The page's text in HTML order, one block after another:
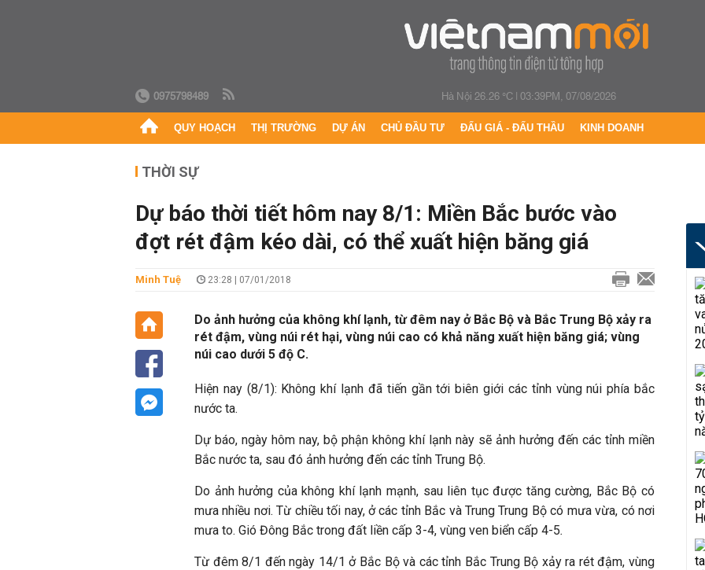
0975798489 Hà Nội 26.26 °C|03:39PM, 07/08/2026
QUY HOẠCH THỊ TRƯỜNG DỰ ÁN CHỦ ĐẦU TƯ ĐẤU GIÁ - ĐẤU THẦU KINH DOANH
THỜI SỰ
Dự báo thời tiết hôm nay 8/1: Miền Bắc bước vào
đợt rét đậm kéo dài, có thể xuất hiện băng giá
Minh Tuệ 23:28 | 07/01/2018
Do ảnh hưởng của không khí lạnh, từ đêm nay ở Bắc Bộ và Bắc Trung Bộ xảy ra
rét đậm, vùng núi rét hại, vùng núi cao có khả năng xuất hiện băng giá; vùng
núi cao dưới 5 độ C.
Hiện nay (8/1): Không khí lạnh đã tiến gần tới biên giới các tỉnh vùng núi phía bắc
nước ta.
Dự báo, ngày hôm nay, bộ phận không khí lạnh này sẽ ảnh hưởng đến các tỉnh miền
Bắc nước ta, sau đó ảnh hưởng đến các tỉnh Trung Bộ.
Do ảnh hưởng của không khí lạnh mạnh, sau liên tục được tăng cường, Bắc Bộ có
mưa nhiều nơi. Từ chiều tối nay, ở các tỉnh Bắc và Trung Trung Bộ có mưa vừa, có nơi
mưa to. Gió Đông Bắc trong đất liền cấp 3-4, vùng ven biển cấp 4-5.
Từ đêm 8/1 đến ngày 14/1 ở Bắc Bộ và các tỉnh Bắc Trung Bộ xảy ra rét đậm, vùng